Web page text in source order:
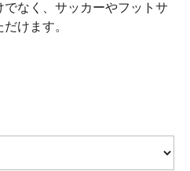
なく、サッカーやフットサ
けます。